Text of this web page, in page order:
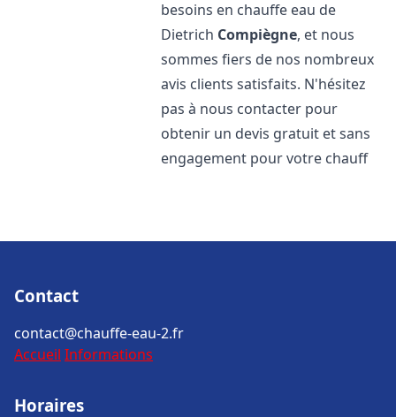
besoins en chauffe eau de
Dietrich Compiègne, et nous
sommes fiers de nos nombreux
avis clients satisfaits. N'hésitez
pas à nous contacter pour
obtenir un devis gratuit et sans
engagement pour votre chauff
Contact
contact@chauffe-eau-2.fr
Accueil Informations
Horaires